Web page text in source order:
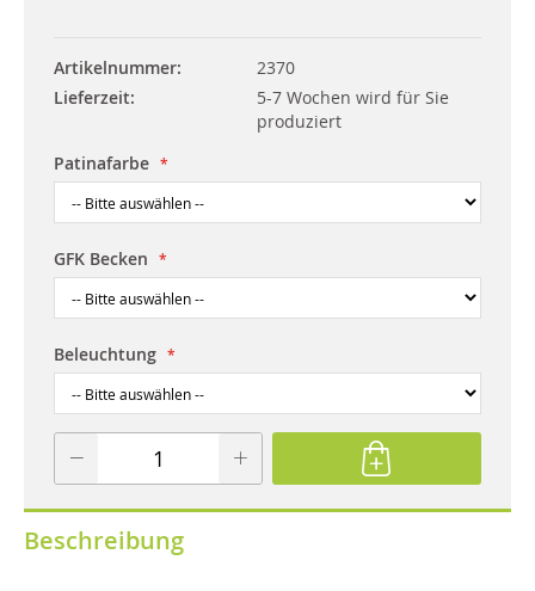
Artikelnummer
2370
Lieferzeit
5-7 Wochen wird für Sie
produziert
Patinafarbe
GFK Becken
Beleuchtung
Beschreibung